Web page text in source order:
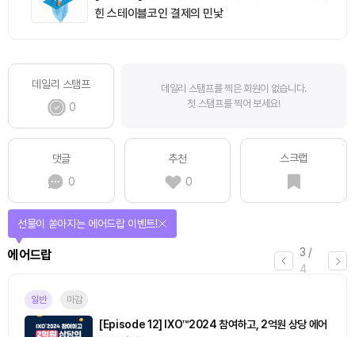
힌 스테이블코인 결제의 민낯
데일리 스탬프
0
데일리 스탬프를 찍은 회원이 없습니다.
첫 스탬프를 찍어 보세요!
댓글
0
추천
0
스크랩
4 /
4
퀴즈
퀴즈풀고 선물 받자!
진행중
[토큰포스트] 기사 퀴즈 660회차